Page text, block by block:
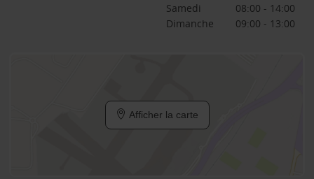
Samedi
08:00 - 14:00
Dimanche
09:00 - 13:00
Afficher la carte